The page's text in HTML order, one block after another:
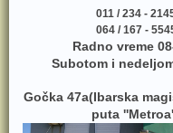
011 / 234 -
064 / 167 -
Radno vreme
Subotom i
Gočka 47a(Ibarska
puta